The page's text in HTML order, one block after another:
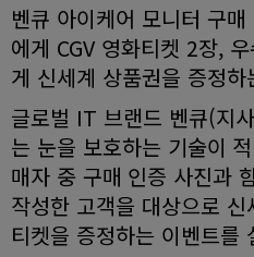
벤큐 아이케어 모니터 구
에게 CGV 영화티켓 2장,
게 신세계 상품권을 증정
글로벌 IT 브랜드 벤큐(지
는 눈을 보호하는 기술이
매자 중 구매 인증 사진과
작성한 고객을 대상으로
티켓을 증정하는 이벤트를